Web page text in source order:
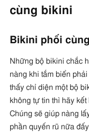
cùng bikini
Bikini phối
Những bộ bikini chắc
nàng khi tắm biển
thấy chỉ diện một bộ
không tự tin thì hãy
Chúng sẽ giúp nàng
phần quyến rũ nữa